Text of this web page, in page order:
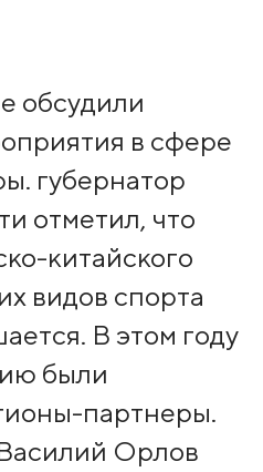
обсудили
в сфере
губернатор
отметил, что
китайского
видов спорта
В этом году
были
партнеры.
Орлов